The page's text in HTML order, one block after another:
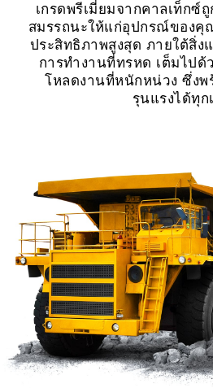
เกรดพรีเมี่ยมจากคาลเท็กซ์
สมรรถนะให้แก่อุปกรณ์ของคุ
ประสิทธิภาพสูงสุด ภายใต้สิ่ง
การทำงานที่ทรหด เต็มไป
โหลดงานที่หนักหน่วง ซึ่งพ
รุนแรงได้ทุก